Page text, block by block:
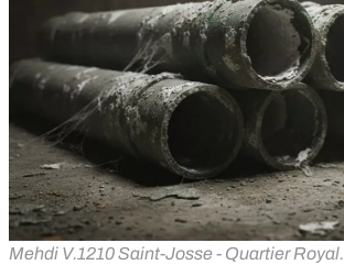
Mehdi V.1210 Saint-Josse - Quartier Royal.